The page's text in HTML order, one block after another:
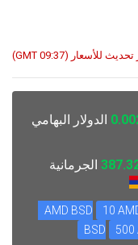
الدولار البهامي
الجرمانية
10
BSD
500